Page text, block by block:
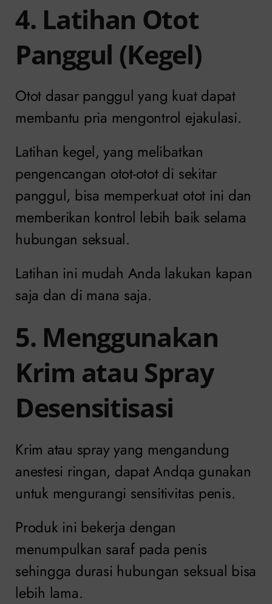
4. Latihan Otot
Panggul (Kegel)
Otot dasar panggul yang kuat dapat
membantu pria mengontrol ejakulasi.
Latihan kegel, yang melibatkan
pengencangan otot-otot di sekitar
panggul, bisa memperkuat otot ini dan
memberikan kontrol lebih baik selama
hubungan seksual.
Latihan ini mudah Anda lakukan kapan
saja dan di mana saja.
5. Menggunakan
Krim atau Spray
Desensitisasi
Krim atau spray yang mengandung
anestesi ringan, dapat Andqa gunakan
untuk mengurangi sensitivitas penis.
Produk ini bekerja dengan
menumpulkan saraf pada penis
sehingga durasi hubungan seksual bisa
lebih lama.